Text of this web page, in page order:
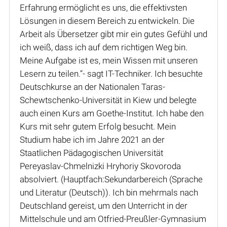
Erfahrung ermöglicht es uns, die effektivsten
Lösungen in diesem Bereich zu entwickeln. Die
Arbeit als Übersetzer gibt mir ein gutes Gefühl und
ich weiß, dass ich auf dem richtigen Weg bin.
Meine Aufgabe ist es, mein Wissen mit unseren
Lesern zu teilen.“- sagt IT-Techniker. Ich besuchte
Deutschkurse an der Nationalen Taras-
Schewtschenko-Universität in Kiew und belegte
auch einen Kurs am Goethe-Institut. Ich habe den
Kurs mit sehr gutem Erfolg besucht. Mein
Studium habe ich im Jahre 2021 an der
Staatlichen Pädagogischen Universität
Pereyaslav-Chmelnizki Hryhoriy Skovoroda
absolviert. (Hauptfach:Sekundarbereich (Sprache
und Literatur (Deutsch)). Ich bin mehrmals nach
Deutschland gereist, um den Unterricht in der
Mittelschule und am Otfried-Preußler-Gymnasium